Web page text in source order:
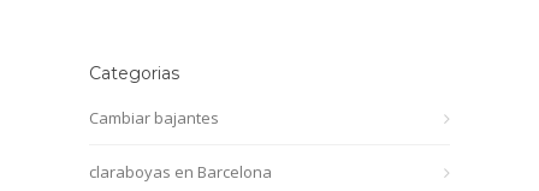
Categorias
Cambiar bajantes
claraboyas en Barcelona